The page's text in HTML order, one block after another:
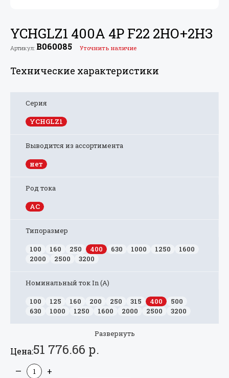
YCHGLZ1 400А 4P F22 2НО+2НЗ
Артикул: B060085 Уточнить наличие
Технические характеристики
Развернуть
Серия
YCHGLZ1
Выводится из ассортимента
нет
Род тока
AC
Типоразмер
100
160 250 400 630 1000 1250
1600
2000
2500 3200
Номинальный ток In (А)
100
125 160 200 250 315 400
500
630
1000 1250 1600 2000 2500 3200
Цена:51 776.66 р.
— +